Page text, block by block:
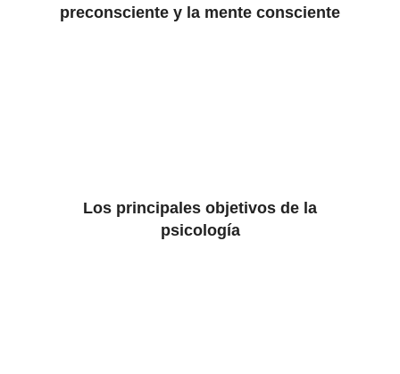
preconsciente y la mente consciente
Los principales objetivos de la
psicología